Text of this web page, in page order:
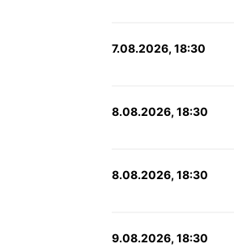
7.08.2026, 18:30
8.08.2026, 18:30
8.08.2026, 18:30
9.08.2026, 18:30